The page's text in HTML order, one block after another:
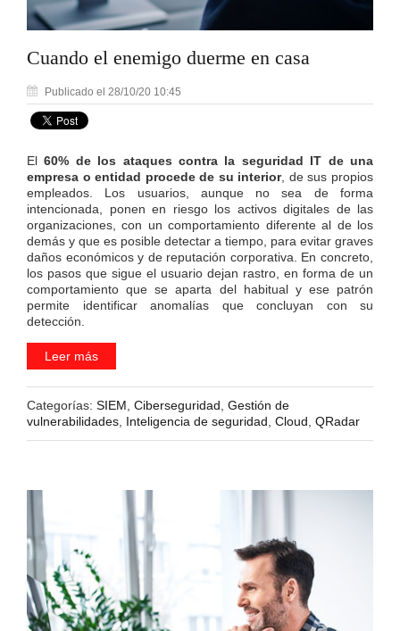
Cuando el enemigo duerme en casa
Publicado el 28/10/20 10:45
El60% de los ataques contra la seguridad IT de una
empresa o entidad procede de su interior, de sus propios
empleados. Los usuarios, aunque no sea de forma
intencionada, ponen en riesgo los activos digitales de las
organizaciones, con un comportamiento diferente al de los
demás y que es posible detectar a tiempo, para evitar graves
daños económicos y de reputación corporativa. En concreto,
los pasos que sigue el usuario dejan rastro, en forma de un
comportamiento que se aparta del habitual y ese patrón
permite identificar anomalías que concluyan con su
detección.
Leer más
Categorías: SIEM Ciberseguridad Gestión de
vulnerabilidades Inteligencia de seguridad Cloud QRadar